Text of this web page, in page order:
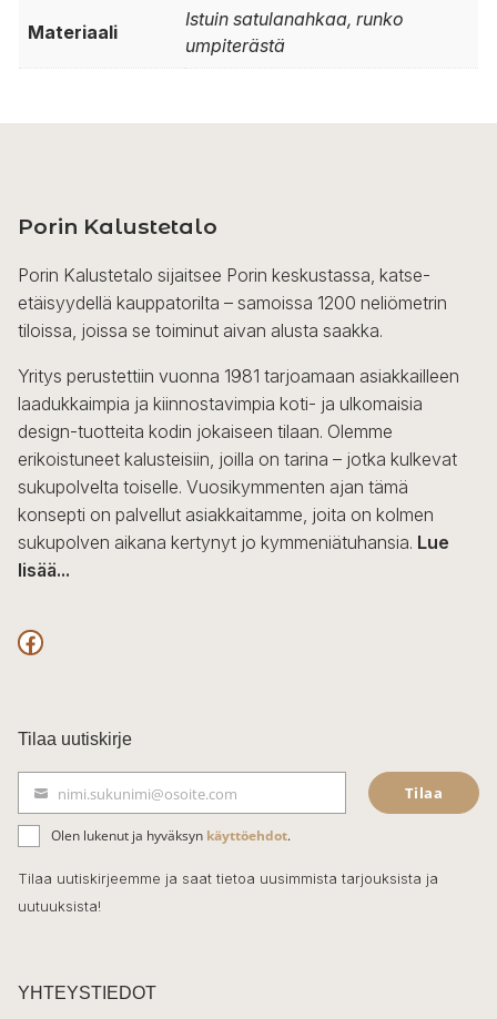
Materiaali
Istuin satulanahkaa, runko
umpiterästä
Porin Kalustetalo
Porin Kalustetalo sijaitsee Porin keskustassa, katse-
etäisyydellä kauppatorilta – samoissa 1200 neliömetrin
tiloissa, joissa se toiminut aivan alusta saakka.
Yritys perustettiin vuonna 1981 tarjoamaan asiakkailleen
laadukkaimpia ja kiinnostavimpia koti- ja ulkomaisia
design-tuotteita kodin jokaiseen tilaan. Olemme
erikoistuneet kalusteisiin, joilla on tarina – jotka kulkevat
sukupolvelta toiselle. Vuosikymmenten ajan tämä
konsepti on palvellut asiakkaitamme, joita on kolmen
sukupolven aikana kertynyt jo kymmeniätuhansia. Lue
lisää...
F
c
e
b
o
o
k
Tilaa uutiskirje
ä
h
k
t
nimi.sukunimi@osoite.com Tilaa
Olen lukenut ja hyväksyn käyttöehdot.
Tilaa uutiskirjeemme ja saat tietoa uusimmista tarjouksista ja
uutuuksista!
YHTEYSTIEDOT